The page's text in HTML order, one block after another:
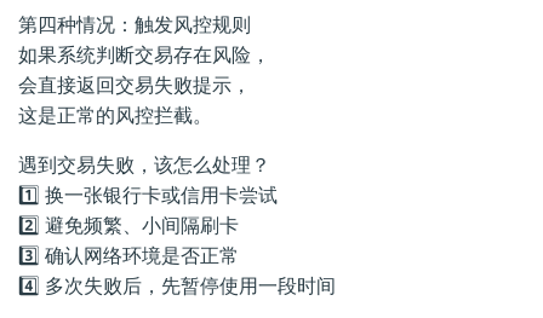
第四种情况：触发风控规则
如果系统判断交易存在风险，
会直接返回交易失败提示，
这是正常的风控拦截。
遇到交易失败，该怎么处理？
1️⃣ 换一张银行卡或信用卡尝试
2️⃣ 避免频繁、小间隔刷卡
3️⃣ 确认网络环境是否正常
4️⃣ 多次失败后，先暂停使用一段时间